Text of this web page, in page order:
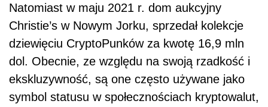
Natomiast w maju 2021 r. dom aukcyjny
Christie’s w Nowym Jorku, sprzedał kolekcje
dziewięciu CryptoPunków za kwotę 16,9 mln
dol. Obecnie, ze względu na swoją rzadkość i
ekskluzywność, są one często używane jako
symbol statusu w społecznościach kryptowalut,